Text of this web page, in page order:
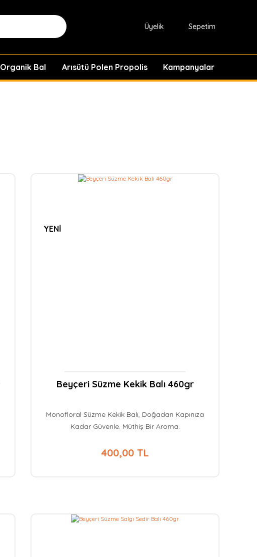
Üyelik Sepetim
Organik Bal Arısütü Polen Propolis Kampanyalar
YENİ
Beyçeri Süzme Kekik Balı 460gr
Monofloral Süzme Kekik Balı, Doğadan Kapınıza
Kadar Güvenle. Müthiş Bir Aroma.
400,00 TL